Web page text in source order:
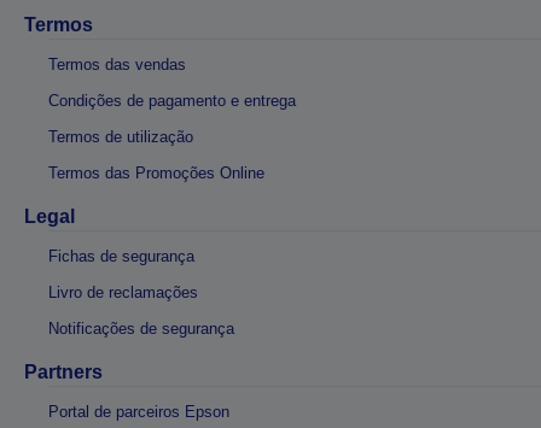
Termos
Termos das vendas
Condições de pagamento e entrega
Termos de utilização
Termos das Promoções Online
Legal
Fichas de segurança
Livro de reclamações
Notificações de segurança
Partners
Portal de parceiros Epson